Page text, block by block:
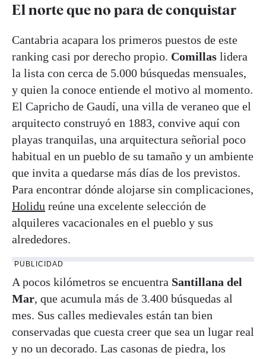
El norte que no para de conquistar
Cantabria acapara los primeros puestos de este
ranking casi por derecho propio. Comillas lidera
la lista con cerca de 5.000 búsquedas mensuales,
y quien la conoce entiende el motivo al momento.
El Capricho de Gaudí, una villa de veraneo que el
arquitecto construyó en 1883, convive aquí con
playas tranquilas, una arquitectura señorial poco
habitual en un pueblo de su tamaño y un ambiente
que invita a quedarse más días de los previstos.
Para encontrar dónde alojarse sin complicaciones,
Holidu reúne una excelente selección de
alquileres vacacionales en el pueblo y sus
alrededores.
PUBLICIDAD
A pocos kilómetros se encuentra Santillana del
Mar, que acumula más de 3.400 búsquedas al
mes. Sus calles medievales están tan bien
conservadas que cuesta creer que sea un lugar real
y no un decorado. Las casonas de piedra, los